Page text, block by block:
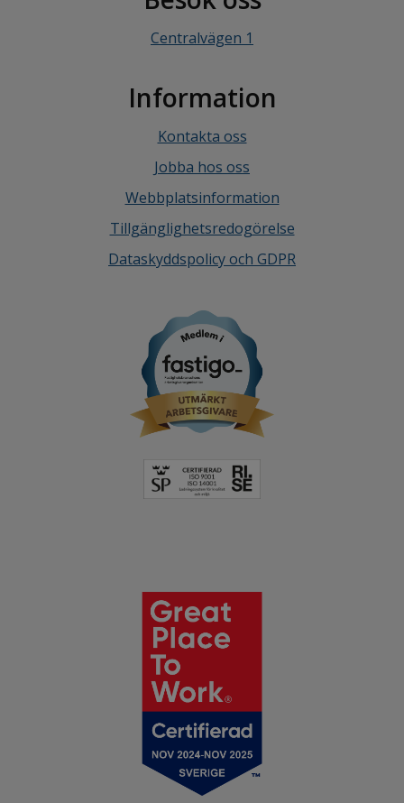
Centralvägen 1
Information
Kontakta oss
Jobba hos oss
Webbplatsinformation
Tillgänglighetsredogörelse
Dataskyddspolicy och GDPR